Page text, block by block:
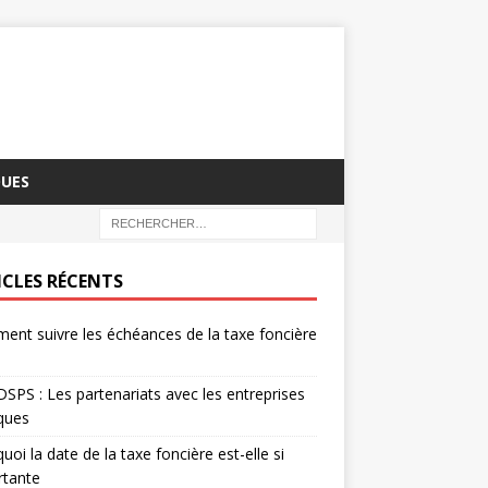
RÉCENTS
suivre les échéances de la taxe foncière
: Les partenariats avec les entreprises
la date de la taxe foncière est-elle si